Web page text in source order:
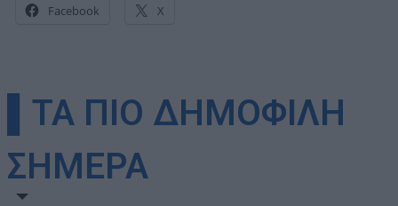
Facebook X
▌ΤΑ ΠΙΟ ΔΗΜΟΦΙΛΗ
ΣΗΜΕΡΑ